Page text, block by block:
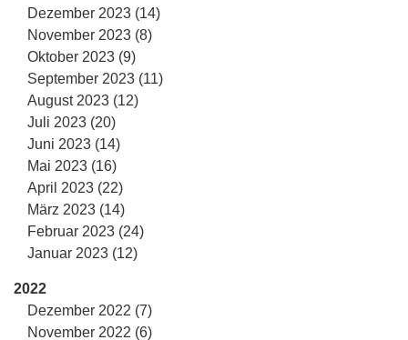
Dezember 2023 (14)
November 2023 (8)
Oktober 2023 (9)
September 2023 (11)
August 2023 (12)
Juli 2023 (20)
Juni 2023 (14)
Mai 2023 (16)
April 2023 (22)
März 2023 (14)
Februar 2023 (24)
Januar 2023 (12)
2022
Dezember 2022 (7)
November 2022 (6)